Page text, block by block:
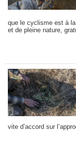
que le cyclisme est à
et de pleine nature,
vite d’accord sur